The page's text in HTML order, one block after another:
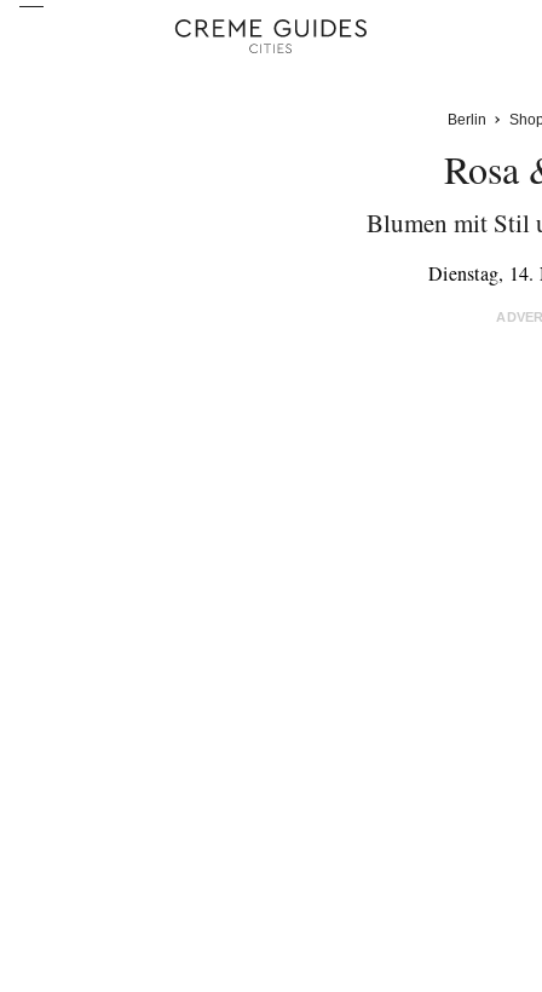
Berlin
Rosa
Blumen mit Stil
Dienstag, 14.